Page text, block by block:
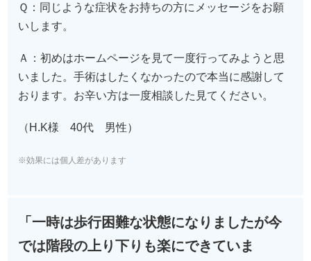
Ｑ：同じような症状をお持ちの方にメッセージをお願
いします。
Ａ：初めはホームページを見て一度行ってみようと思
いました。手術はしたくなかったので本当に感謝して
おります。お辛い方は一度相談した見てください。
（H.K様 40代 男性）
※効果には個人差があります
「一時は歩行困難な状態になりましたが今
では階段の上り下りも楽にできていま